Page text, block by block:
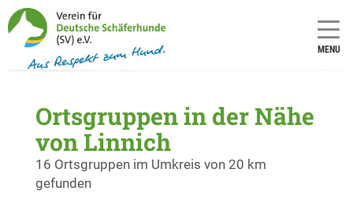
MENU
Ortsgruppen in der Nähe
von Linnich
16 Ortsgruppen im Umkreis von 20 km
gefunden